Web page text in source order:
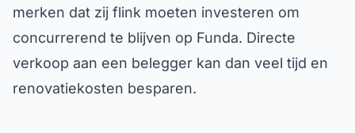
merken dat zij flink moeten investeren om
concurrerend te blijven op Funda. Directe
verkoop aan een belegger kan dan veel tijd en
renovatiekosten besparen.